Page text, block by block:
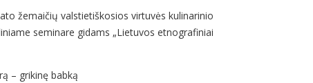
žemaičių valstietiškosios virtuvės kulinarinio
seminare gidams „Lietuvos etnografiniai
– grikinę babką